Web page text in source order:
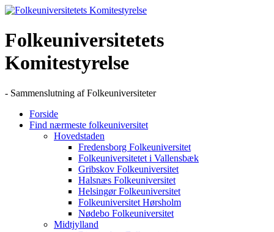
Skip
content
Folkeuniversitetets
Komitestyrelse
- Sammenslutning af Folkeuniversiteter
Forside
Find nærmeste folkeuniversitet
Hovedstaden
Fredensborg Folkeuniversitet
Folkeuniversitetet i Vallensbæk
Gribskov Folkeuniversitet
Halsnæs Folkeuniversitet
Helsingør Folkeuniversitet
Folkeuniversitet Hørsholm
Nødebo Folkeuniversitet
Midtjylland